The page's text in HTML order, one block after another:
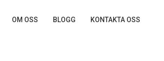
OM OSS BLOGG KONTAKTA OSS